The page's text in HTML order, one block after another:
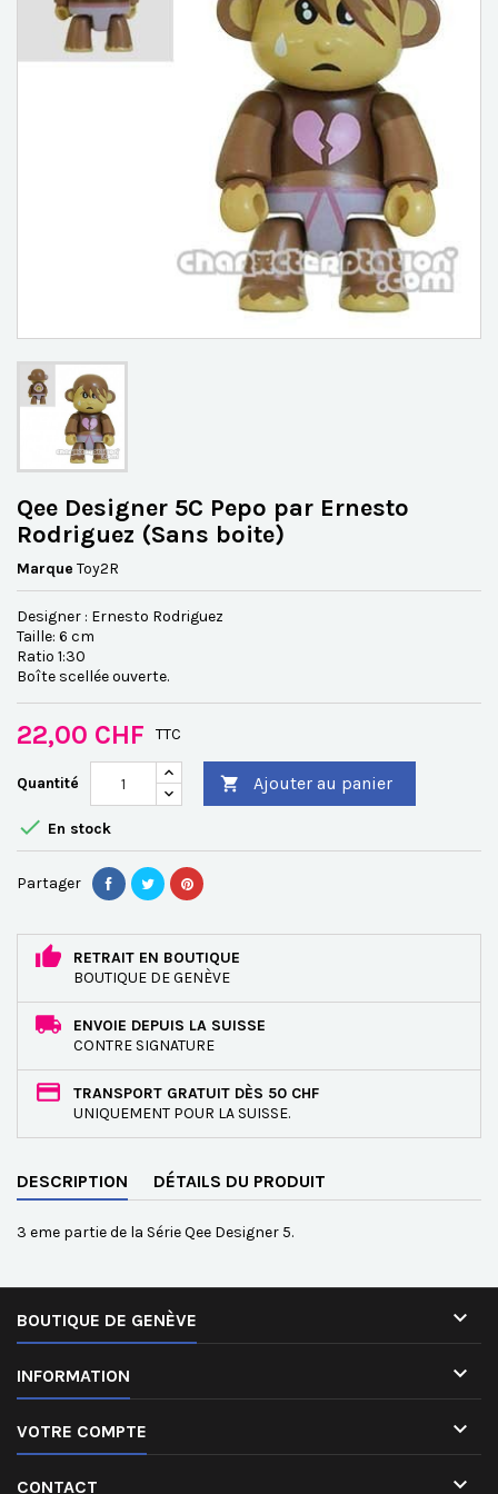
Qee Designer 5C Pepo par Ernesto
Rodriguez (Sans boite)
Marque Toy2R
Designer : Ernesto Rodriguez
Taille: 6 cm
Ratio 1:30
Boîte scellée ouverte.
22,00 CHF TTC
Quantité  Ajouter au panier
 En stock
Partager
RETRAIT EN BOUTIQUE
BOUTIQUE DE GENÈVE
ENVOIE DEPUIS LA SUISSE
CONTRE SIGNATURE
TRANSPORT GRATUIT DÈS 50 CHF
UNIQUEMENT POUR LA SUISSE.
DESCRIPTION DÉTAILS DU PRODUIT
3 eme partie de la Série Qee Designer 5.
BOUTIQUE DE GENÈVE 
INFORMATION 
VOTRE COMPTE 
CONTACT 